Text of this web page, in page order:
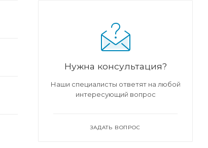
Нужна консультация?
Наши специалисты ответят на любой
интересующий вопрос
ЗАДАТЬ ВОПРОС